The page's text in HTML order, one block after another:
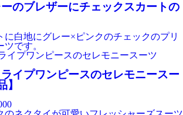
のブレザーにチェックスカートの
に白地にグレー×ピンクのチェックのプリ
です。
イプワンピースのセレモニースー
】